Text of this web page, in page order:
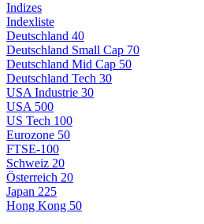
Indizes
Indexliste
Deutschland 40
Deutschland Small Cap 70
Deutschland Mid Cap 50
Deutschland Tech 30
USA Industrie 30
USA 500
US Tech 100
Eurozone 50
FTSE-100
Schweiz 20
Österreich 20
Japan 225
Hong Kong 50